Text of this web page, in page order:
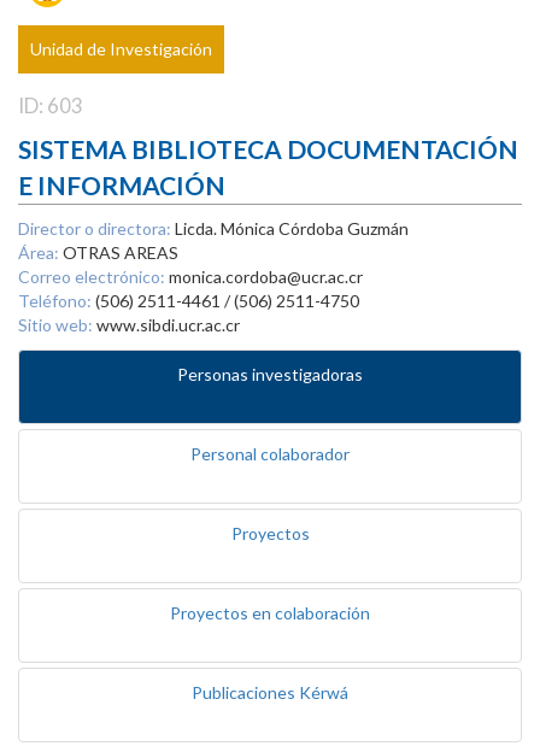
Unidad de Investigación
ID: 603
SISTEMA BIBLIOTECA DOCUMENTACIÓN
E INFORMACIÓN
Director o directora: Licda. Mónica Córdoba Guzmán
Área: OTRAS AREAS
Correo electrónico: monica.cordoba@ucr.ac.cr
Teléfono: (506) 2511-4461 / (506) 2511-4750
Sitio web: www.sibdi.ucr.ac.cr
Personas investigadoras
Personal colaborador
Proyectos
Proyectos en colaboración
Publicaciones Kérwá